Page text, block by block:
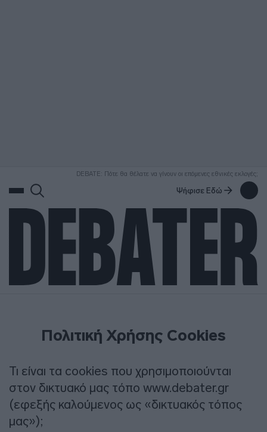
DEBATE: Πότε θα θέλατε να γίνουν οι επόμενες εθνικές εκλογές;
Ψήφισε Εδώ
Πολιτική Χρήσης Cookies
Τι είναι τα cookies που χρησιμοποιούνται
στον δικτυακό μας τόπο www.debater.gr
(εφεξής καλούμενος ως «δικτυακός τόπος
μας»);